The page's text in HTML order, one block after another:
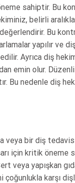
sahiptir. Bu
belirli
Bu
yapılır ve
Ayrıca diş
emin olur.
Bu nedenle diş
veya bir diş
için kritik
veya yapışkan
karşı